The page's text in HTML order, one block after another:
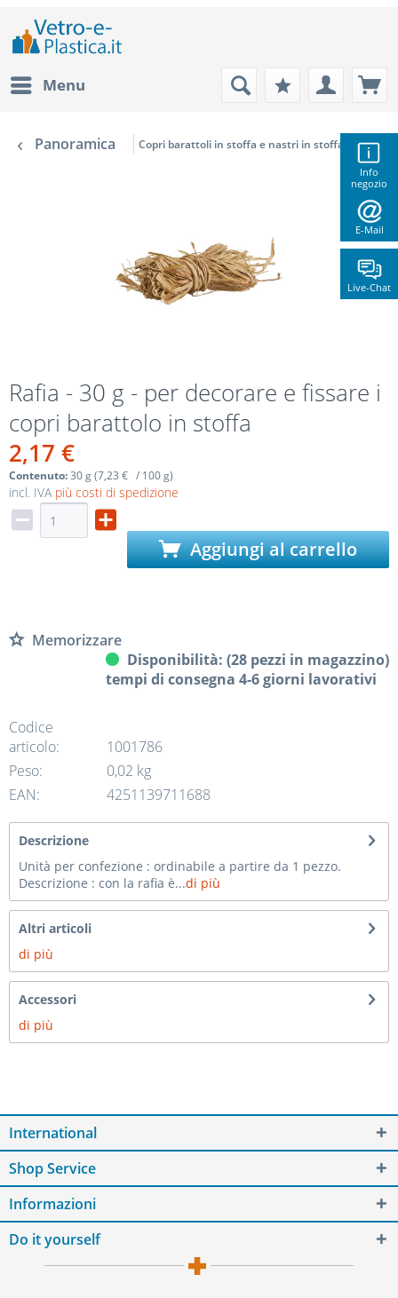
Info
negozio
E-Mail
Live-Chat
Menu
Panoramica Copri barattoli in stoffa e nastri in stoffa
Rafia - 30 g - per decorare e fissare i
copri barattolo in stoffa
2,17 €
Contenuto:30 g (7,23 € / 100 g)
incl. IVA più costi di spedizione
Aggiungi al carrello
Memorizzare
Disponibilità: (28 pezzi in magazzino)
tempi di consegna 4-6 giorni lavorativi
Codice
articolo:
1001786
Peso:
0,02 kg
EAN:
4251139711688
Descrizione
Unità per confezione : ordinabile a partire da 1 pezzo.
Descrizione : con la rafia è...di più
Altri articoli
di più
Accessori
di più
International
Shop Service
Informazioni
Do it yourself